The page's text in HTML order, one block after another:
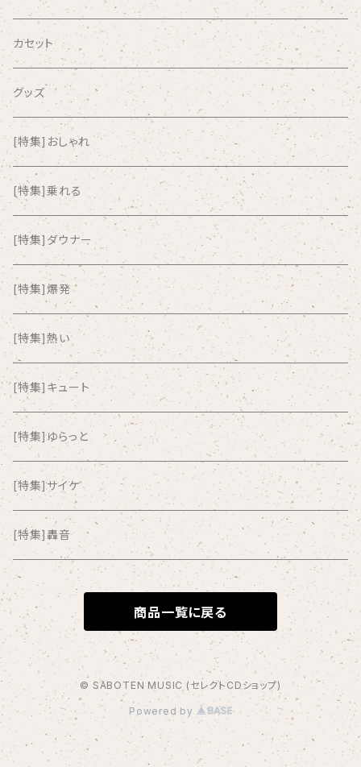
AIRCRAFT
airlie
AKUTAGAWA FANCLUB
ALKASILKA
all about paradise
ALL ITEM 10 TIMES
Amia Calva
Amsterdamned
ANYO
And Summer Club
anticlockwise
Aysula
Bad Operation
Bagus!
BBBBBBB
カセット
グッズ
[特集]おしゃれ
[特集]乗れる
[特集]ダウナー
[特集]爆発
[特集]熱い
[特集]キュート
[特集]ゆらっと
[特集]サイケ
[特集]轟音
商品一覧に戻る
© SABOTEN MUSIC (セレクトCDショップ)
Powered by